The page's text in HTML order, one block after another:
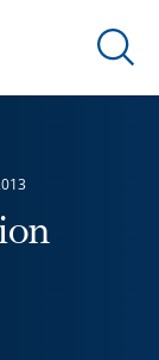
Ouvrir